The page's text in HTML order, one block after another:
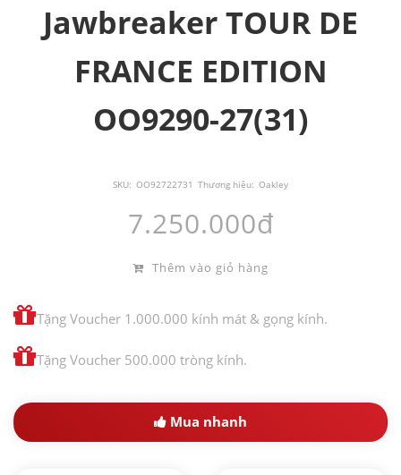
Jawbreaker TOUR DE
FRANCE EDITION
OO9290-27(31)
SKU: OO92722731 Thương hiệu: Oakley
7.250.000đ
Thêm vào giỏ hàng
Tặng Voucher 1.000.000 kính mát & gọng kính.
Tặng Voucher 500.000 tròng kính.
Mua nhanh